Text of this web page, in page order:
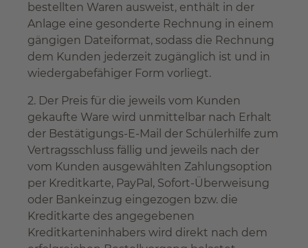
bestellten Waren ausweist, enthält in der
Anlage eine gesonderte Rechnung in einem
gängigen Dateiformat, sodass die Rechnung
dem Kunden jederzeit zugänglich ist und in
wiedergabefähiger Form vorliegt.
2. Der Preis für die jeweils vom Kunden
gekaufte Ware wird unmittelbar nach Erhalt
der Bestätigungs-E-Mail der Schülerhilfe zum
Vertragsschluss fällig und jeweils nach der
vom Kunden ausgewählten Zahlungsoption
per Kreditkarte, PayPal, Sofort-Überweisung
oder Bankeinzug eingezogen bzw. die
Kreditkarte des angegebenen
Kreditkarteninhabers wird direkt nach dem